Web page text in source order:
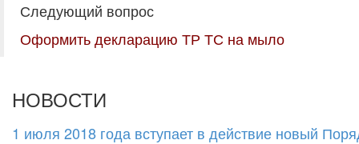
Следующий вопрос
Оформить декларацию ТР ТС на мыло
НОВОСТИ
1 июля 2018 года вступает в действие новый